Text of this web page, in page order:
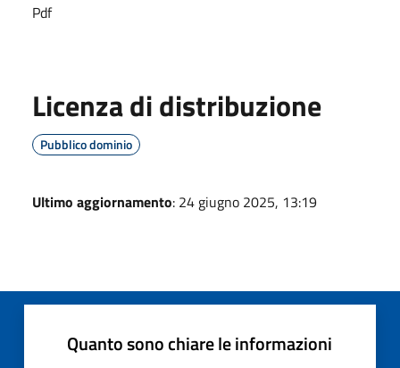
Pdf
Licenza di distribuzione
Pubblico dominio
Ultimo aggiornamento: 24 giugno 2025, 13:19
Quanto sono chiare le informazioni